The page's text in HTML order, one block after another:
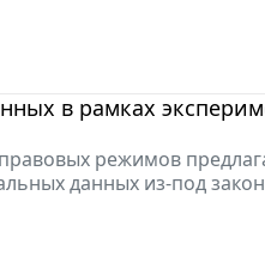
в рамках
режимов
данных из-под